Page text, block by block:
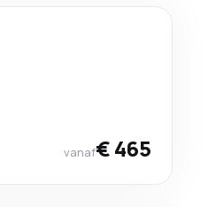
vanaf€ 465